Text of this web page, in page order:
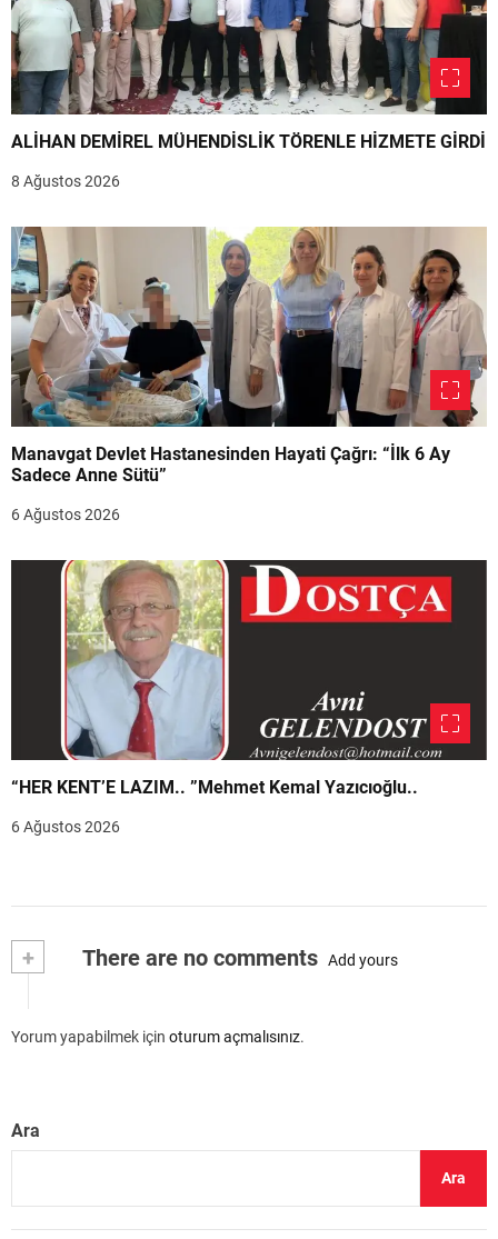
ALİHAN DEMİREL MÜHENDİSLİK TÖRENLE HİZMETE GİRDİ
8 Ağustos 2026
Manavgat Devlet Hastanesinden Hayati Çağrı: “İlk 6 Ay
Sadece Anne Sütü”
6 Ağustos 2026
“HER KENT’E LAZIM.. ”Mehmet Kemal Yazıcıoğlu..
6 Ağustos 2026
+ There are no comments Add yours
Yorum yapabilmek için oturum açmalısınız.
Ara
Ara